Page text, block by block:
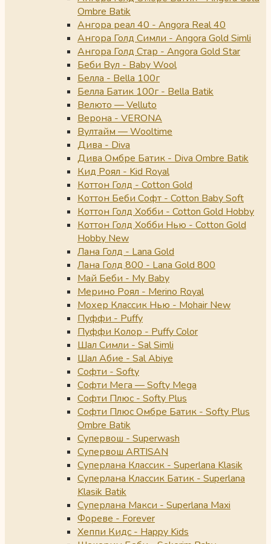
Ombre Batik
Ангора реал 40 - Angora Real 40
Ангора Голд Симли - Angora Gold Simli
Ангора Голд Стар - Angora Gold Star
Беби Вул - Baby Wool
Белла - Bella 100г
Белла Батик 100г - Bella Batik
Велюто — Velluto
Верона - VERONA
Вултайм — Wooltime
Дива - Diva
Дива Омбре Батик - Diva Ombre Batik
Кид Роял - Kid Royal
Коттон Голд - Cotton Gold
Коттон Беби Софт - Cotton Baby Soft
Коттон Голд Хобби - Cotton Gold Hobby
Коттон Голд Хобби Нью - Cotton Gold
Hobby New
Лана Голд - Lana Gold
Лана Голд 800 - Lana Gold 800
Май Беби - My Baby
Мерино Роял - Merino Royal
Мохер Классик Нью - Mohair New
Пуффи - Puffy
Пуффи Колор - Puffy Color
Шал Симли - Sal Simli
Шал Абие - Sal Abiye
Софти - Softy
Софти Мега — Softy Mega
Софти Плюс - Softy Plus
Софти Плюс Омбре Батик - Softy Plus
Ombre Batik
Супервош - Superwash
Супервош ARTISAN
Суперлана Классик - Superlana Klasik
Суперлана Классик Батик - Superlana
Klasik Batik
Суперлана Макси - Superlana Maxi
Фореве - Forever
Хеппи Кидс - Happy Kids